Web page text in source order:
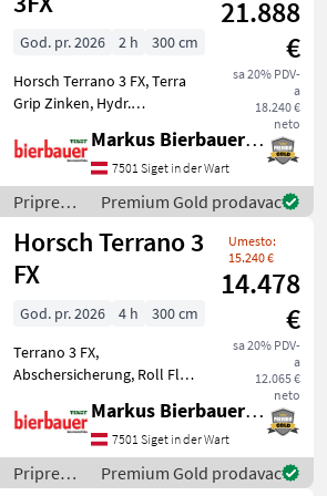
kultivatori,
tanjurače
Amazone
21.888
€
sa 20% PDV-
a
18.240 €
neto
God. pr. 2026 2 h
300 cm
Horsch Terrano 3 FX, Terra
Grip Zinken, Hydr.
Randscheibe, Roll Cut
Einebnungsscheiben
gefedert, HM Plus Schare,
Scharflügel,
Markus Bierbauer GmbH
7501 Siget in der Wart
Priprema/
obrada
tla
(plugovi,
kultivatori,
tanjurače
Horsch
Premium Gold prodavac
Horsch Terrano 3
FX
Umesto:
15.240 €
14.478
€
sa 20% PDV-
a
12.065 €
neto
God. pr. 2026 4 h
300 cm
Terrano 3 FX,
Abschersicherung, Roll Flex
Hydr. Randscheiben, Mech.
Tiefenvüverstellung,
Scharflügel, Osvjetljenje
(svjetlosna signa
Markus Bierbauer GmbH
7501 Siget in der Wart
Priprema/
Premium Gold prodavac